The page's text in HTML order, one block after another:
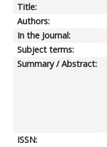
Title:
Authors:
In the Journal:
Subject terms:
Summary / Abstract:
ISSN: